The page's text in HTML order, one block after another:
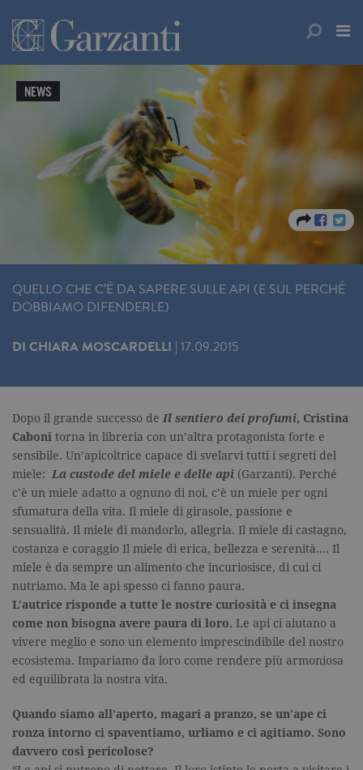
NEWS
QUELLO CHE C’È DA SAPERE SULLE API (E SUL PERCHÉ
DOBBIAMO DIFENDERLE)
DI CHIARA MOSCARDELLI | 17.09.2015
Dopo il grande successo de Il sentiero dei profumi, Cristina
Caboni torna in libreria con un’altra protagonista forte e
sensibile. Un’apicoltrice capace di svelarvi tutti i segreti del
miele:
La custode del miele e delle api (Garzanti). Perché
c’è un miele adatto a ognuno di noi, c’è un miele per ogni
sfumatura della vita. Il miele di girasole, passione e
sensualità. Il miele di mandorlo, allegria. Il miele di castagno,
costanza e coraggio Il miele di erica, bellezza e serenità…. Il
miele è da sempre un alimento che incuriosisce, di cui ci
nutriamo. Ma le api spesso ci fanno paura.
L’autrice risponde a tutte le nostre curiosità e ci insegna
come non bisogna avere paura di loro. Le api ci aiutano a
vivere meglio e sono un elemento imprescindibile del nostro
ecosistema. Impariamo da loro come rendere più armoniosa
ed equilibrata la nostra vita.
Quando siamo all’aperto, magari a pranzo, se un’ape ci
ronza intorno ci spaventiamo, urliamo e ci agitiamo. Sono
davvero così pericolose?